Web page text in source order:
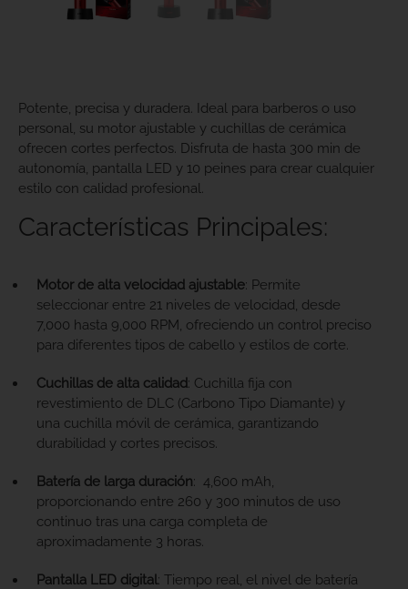
Potente, precisa y duradera. Ideal para barberos o uso
personal, su motor ajustable y cuchillas de cerámica
ofrecen cortes perfectos. Disfruta de hasta 300 min de
autonomía, pantalla LED y 10 peines para crear cualquier
estilo con calidad profesional.
Características Principales:
Motor de alta velocidad ajustable: Permite
seleccionar entre 21 niveles de velocidad, desde
7,000 hasta 9,000 RPM, ofreciendo un control preciso
para diferentes tipos de cabello y estilos de corte.
Cuchillas de alta calidad: Cuchilla fija con
revestimiento de DLC (Carbono Tipo Diamante) y
una cuchilla móvil de cerámica, garantizando
durabilidad y cortes precisos.
Batería de larga duración: 4,600 mAh,
proporcionando entre 260 y 300 minutos de uso
continuo tras una carga completa de
aproximadamente 3 horas.
Pantalla LED digital: Tiempo real, el nivel de batería